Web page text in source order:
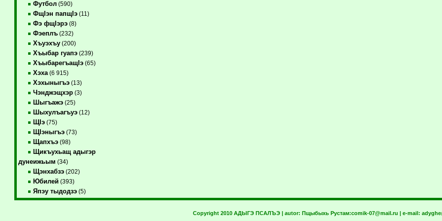
Футбол(590)
ФщIэн папщIэ(11)
Фэ фщIэрэ(8)
Фэеплъ(232)
Хъуэхъу(200)
Хъыбар гуапэ(239)
ХъыбарегъащIэ(65)
Хэха(6 915)
Хэхыныгъэ(13)
Чэнджэщхэр(3)
Шыгъажэ(25)
Шыхулъагъуэ(12)
ЩIэ(75)
ЩIэныгъэ(73)
Щапхъэ(98)
Щикъухьащ адыгэр
дунеижьым (34)
Щэнхабзэ(202)
Юбилей(393)
Япэу тыдодзэ(5)
Copyright 2010 АДЫГЭ ПСАЛЪЭ | autor: Пщыбыхь Рустам:comik-07@mail.ru | e-mail: